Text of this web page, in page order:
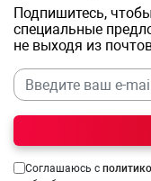
Подпишитесь,
специальные
не выходя из
Соглашаюсь с